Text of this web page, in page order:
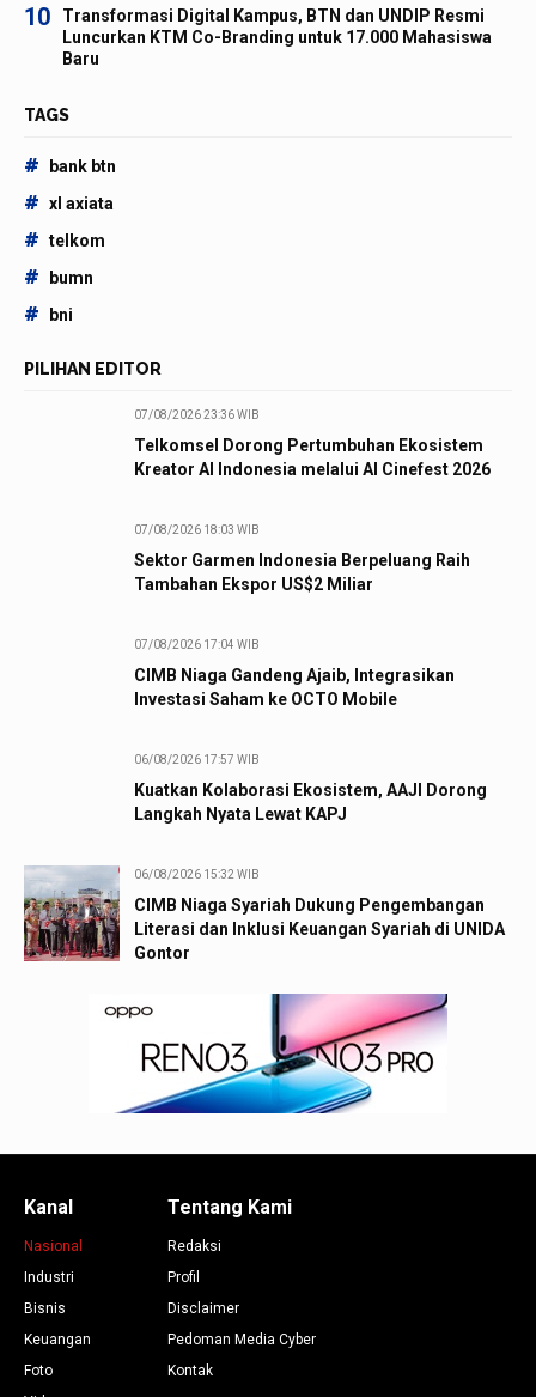
10
Transformasi Digital Kampus, BTN dan UNDIP Resmi
Luncurkan KTM Co-Branding untuk 17.000 Mahasiswa
Baru
TAGS
# bank btn
# xl axiata
# telkom
# bumn
# bni
PILIHAN EDITOR
07/08/2026 23:36 WIB
Telkomsel Dorong Pertumbuhan Ekosistem
Kreator AI Indonesia melalui AI Cinefest 2026
07/08/2026 18:03 WIB
Sektor Garmen Indonesia Berpeluang Raih
Tambahan Ekspor US$2 Miliar
07/08/2026 17:04 WIB
CIMB Niaga Gandeng Ajaib, Integrasikan
Investasi Saham ke OCTO Mobile
06/08/2026 17:57 WIB
Kuatkan Kolaborasi Ekosistem, AAJI Dorong
Langkah Nyata Lewat KAPJ
06/08/2026 15:32 WIB
CIMB Niaga Syariah Dukung Pengembangan
Literasi dan Inklusi Keuangan Syariah di UNIDA
Gontor
Kanal
Nasional
Industri
Bisnis
Keuangan
Foto
Tentang Kami
Redaksi
Profil
Disclaimer
Pedoman Media Cyber
Kontak